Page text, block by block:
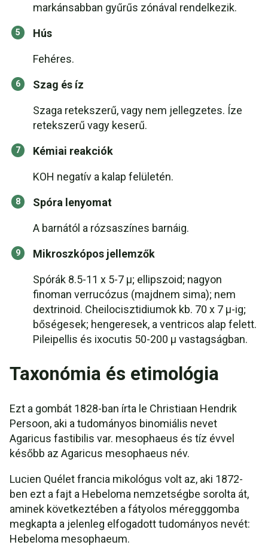
markánsabban gyűrűs zónával rendelkezik.
Hús
Fehéres.
Szag és íz
Szaga retekszerű, vagy nem jellegzetes. Íze
retekszerű vagy keserű.
Kémiai reakciók
KOH negatív a kalap felületén.
Spóra lenyomat
A barnától a rózsaszínes barnáig.
Mikroszkópos jellemzők
Spórák 8.5-11 x 5-7 µ; ellipszoid; nagyon
finoman verrucózus (majdnem sima); nem
dextrinoid. Cheilocisztidiumok kb. 70 x 7 µ-ig;
bőségesek; hengeresek, a ventricos alap felett.
Pileipellis és ixocutis 50-200 µ vastagságban.
Taxonómia és etimológia
Ezt a gombát 1828-ban írta le Christiaan Hendrik
Persoon, aki a tudományos binomiális nevet
Agaricus fastibilis var. mesophaeus és tíz évvel
később az Agaricus mesophaeus név.
Lucien Quélet francia mikológus volt az, aki 1872-
ben ezt a fajt a Hebeloma nemzetségbe sorolta át,
aminek következtében a fátyolos méregggomba
megkapta a jelenleg elfogadott tudományos nevét:
Hebeloma mesophaeum.